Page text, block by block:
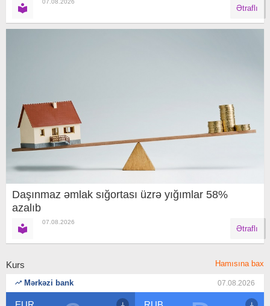
07.08.2026
Ətraflı
Daşınmaz əmlak sığortası üzrə yığımlar 58%
azalıb
07.08.2026
Ətraflı
Kurs Hamısına bax
Mərkəzi bank 07.08.2026